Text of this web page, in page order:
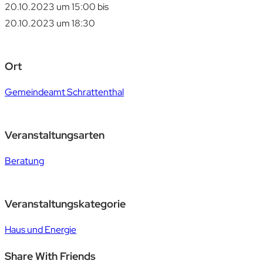
20.10.2023 um 15:00 bis
20.10.2023 um 18:30
Ort
Gemeindeamt Schrattenthal
Veranstaltungsarten
Beratung
Veranstaltungskategorie
Haus und Energie
Share With Friends